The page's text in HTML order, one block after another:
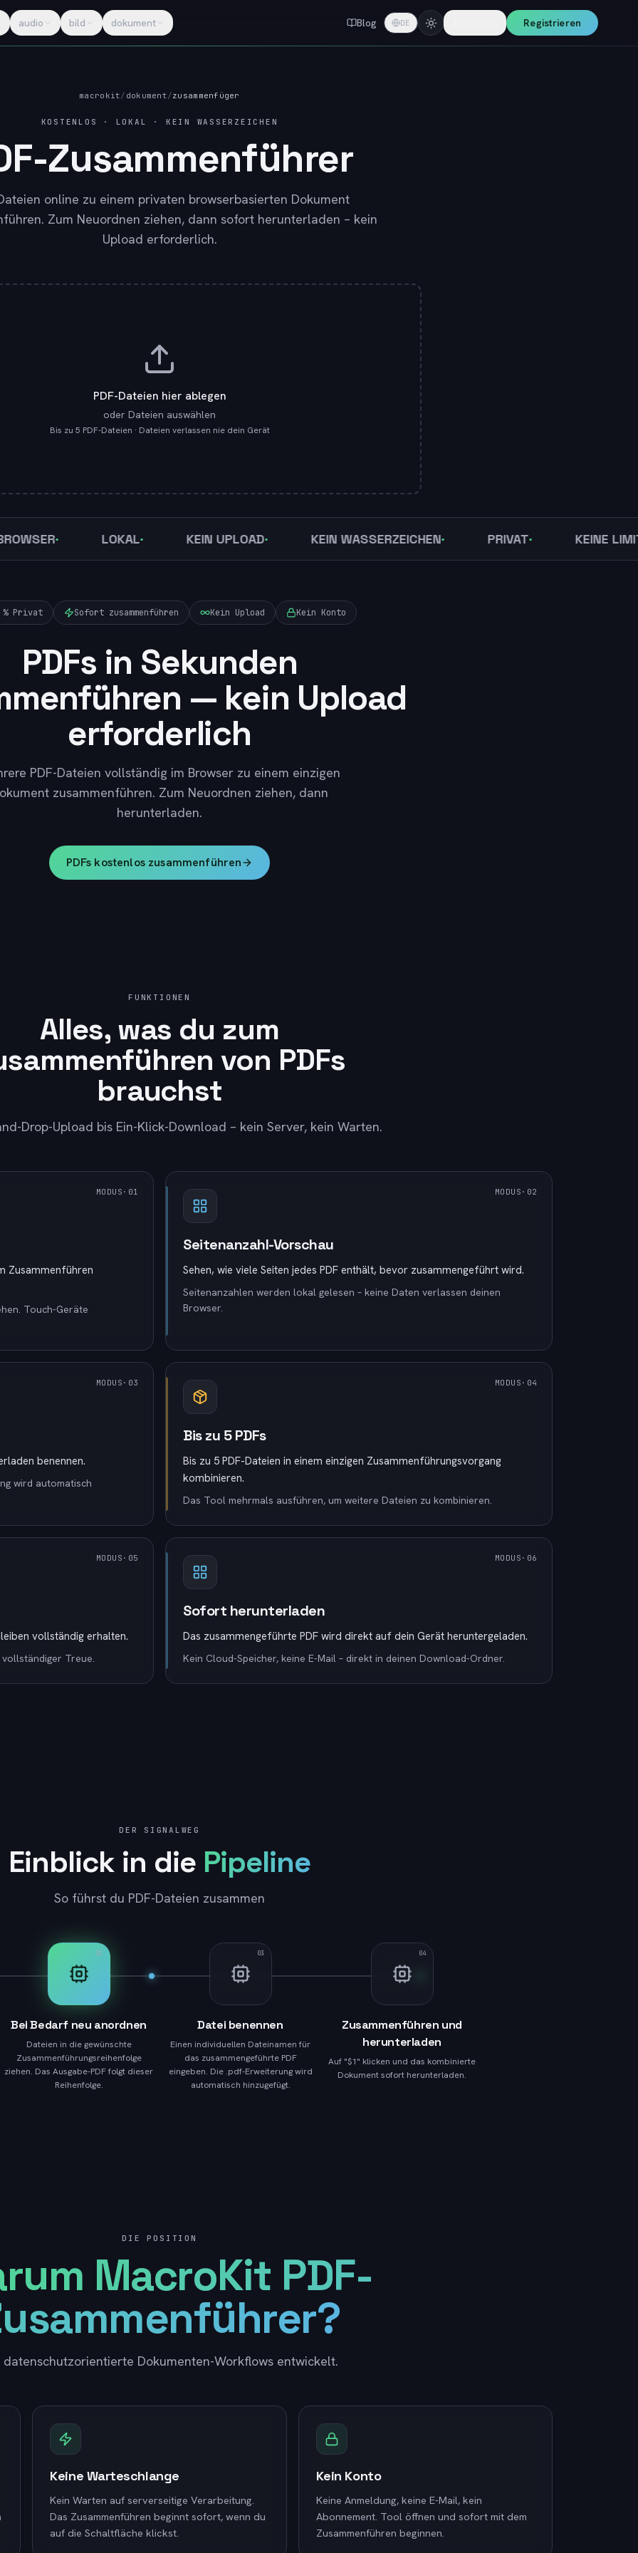
audio bild dokument Blog DE Registrieren
macrokit/ dokument/zusammenfüger
KOSTENLOS · LOKAL · KEIN WASSERZEICHEN
Zusammenführer
online zu einem privaten browserbasierten Dokument
Zum Neuordnen ziehen, dann sofort herunterladen – kein
Upload erforderlich.
PDF-Dateien hier ablegen
oder Dateien auswählen
Bis zu 5 PDF-Dateien · Dateien verlassen nie dein Gerät
LOKAL KEIN UPLOAD KEIN WASSERZEICHEN PRIVAT KEINE LIMITS
% Privat Sofort zusammenführen Kein Upload Kein Konto
PDFs in Sekunden
— kein Upload
erforderlich
PDF-Dateien vollständig im Browser zu einem einzigen
zusammenführen. Zum Neuordnen ziehen, dann
herunterladen.
PDFs kostenlos zusammenführen
FUNKTIONEN
Alles, was du zum
von PDFs
brauchst
Drop-Upload bis Ein-Klick-Download – kein Server, kein Warten.
MODUS ·01
Zusammenführen
Touch-Geräte
MODUS ·02
Seitenanzahl-Vorschau
Sehen, wie viele Seiten jedes PDF enthält, bevor zusammengeführt wird.
Seitenanzahlen werden lokal gelesen – keine Daten verlassen deinen
Browser.
MODUS ·03
benennen.
wird automatisch
MODUS ·04
Bis zu 5 PDFs
Bis zu 5 PDF-Dateien in einem einzigen Zusammenführungsvorgang
kombinieren.
Das Tool mehrmals ausführen, um weitere Dateien zu kombinieren.
MODUS ·05
vollständig erhalten.
Treue.
MODUS ·06
Sofort herunterladen
Das zusammengeführte PDF wird direkt auf dein Gerät heruntergeladen.
Kein Cloud-Speicher, keine E-Mail – direkt in deinen Download-Ordner.
DER SIGNALWEG
Einblick in die Pipeline
So führst du PDF-Dateien zusammen
02
Bei Bedarf neu anordnen
Dateien in die gewünschte
Zusammenführungsreihenfolge
ziehen. Das Ausgabe-PDF folgt dieser
Reihenfolge.
03
Datei benennen
Einen individuellen Dateinamen für
das zusammengeführte PDF
eingeben. Die .pdf-Erweiterung wird
automatisch hinzugefügt.
04
Zusammenführen und
herunterladen
Auf "$1" klicken und das kombinierte
Dokument sofort herunterladen.
DIE POSITION
MacroKit PDF-
datenschutzorientierte Dokumenten-Workflows entwickelt.
Keine Warteschlange
Kein Warten auf serverseitige Verarbeitung.
Das Zusammenführen beginnt sofort, wenn du
auf die Schaltfläche klickst.
Kein Konto
Keine Anmeldung, keine E-Mail, kein
Abonnement. Tool öffnen und sofort mit dem
Zusammenführen beginnen.